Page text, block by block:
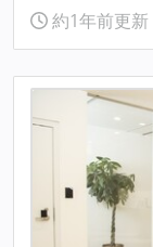
約1年前更新